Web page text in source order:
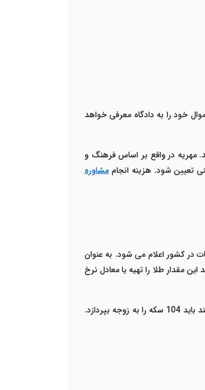
خود را به دادگاه معرفی خواهد
مهریه در واقع بر اساس فرهنگ و
تعیین شود. هزینه انجام مشاوره
در کشور اعلام می شود. به عنوان
دادگاه صادر خواهد شد. زوج باید این مقدار طلا را تهیه یا معادل نرخ
برای سکه نیز چنین شرایطی حاکم است اگر فردی در سال 1388 مقدار 104 سکه به عنوان مهریه تعیین کرده باشد در هر سالی بخواهد مهریه پرداخت کند باید 104 سکه را به زوجه بپردازد.